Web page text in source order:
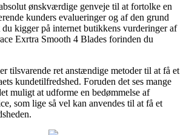
ønskværdige genveje til at fortolke en
kunders evalueringer og af den grund
du kigger på internet butikkens vurderinger af
Exrtra Smooth 4 Blades forinden du
tilsvarende ret anstændige metoder til at få et
kundetilfredshed. Foruden det ses mange
muligt at udforme en bedømmelse af
som lige så vel kan anvendes til at få et